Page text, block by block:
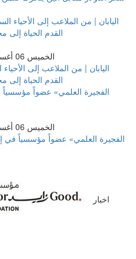
الخميس 06 أغسطس 2026 01:58 صباحاً
اليابان | من الملاعب إلى
القدم الحياة إلى
الخميس 06 أغسطس 2026 02:14 صباحاً
«الفجيرة العلمي» عضواً مؤسسياً في
اخبار